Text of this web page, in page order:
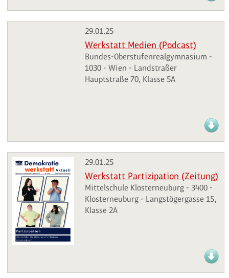
29.01.25
Werkstatt Medien (Podcast)
Bundes-Oberstufenrealgymnasium -
1030 - Wien - Landstraßer
Hauptstraße 70, Klasse 5A
29.01.25
Werkstatt Partizipation (Zeitung)
Mittelschule Klosterneuburg - 3400 -
Klosterneuburg - Langstögergasse 15,
Klasse 2A